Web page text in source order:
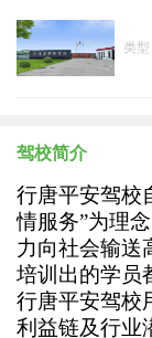
类
驾校简介
行唐平安驾校
情服务”为理
力向社会输送
培训出的学员
行唐平安驾校
利益链及行业